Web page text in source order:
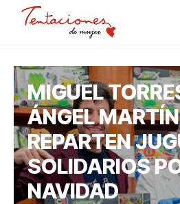
MIGUEL
ÁNGEL MARTÍN
REPARTEN
SOLIDARIOS
NAVIDAD